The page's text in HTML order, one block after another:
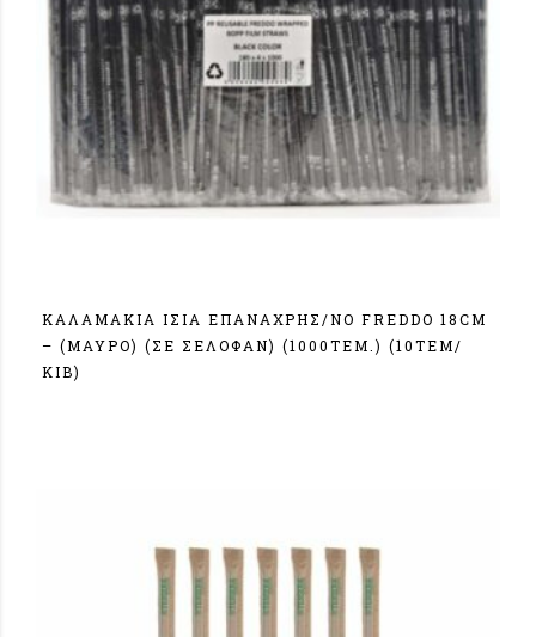
ΚΑΛΑΜΑΚΙΑ ΙΣΙΑ ΕΠΑΝΑΧΡΗΣ/ΝΟ FREDDO 18CM
– (ΜΑΥΡΟ) (ΣΕ ΣΕΛΟΦΑΝ) (1000ΤΕΜ.) (10ΤΕΜ/
ΚΙΒ)